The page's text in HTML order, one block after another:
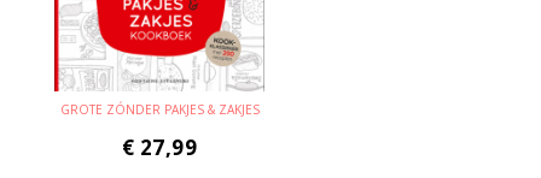
GROTE ZÓNDER PAKJES & ZAKJES
€ 27,99